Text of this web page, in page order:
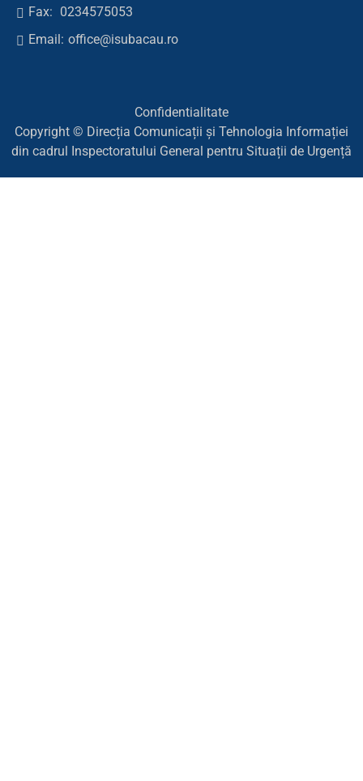
Fax: 0234575053
Email: office@isubacau.ro
Confidentialitate
Copyright © Direcția Comunicații și Tehnologia Informației
din cadrul Inspectoratului General pentru Situații de Urgență